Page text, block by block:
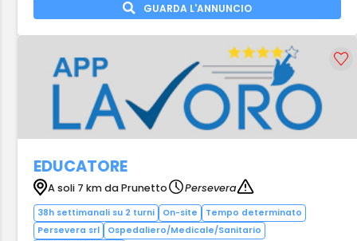
GUARDA L'ANNUNCIO
EDUCATORE
A soli 7 km da Prunetto Persevera
38h settimanali su 2 turni On-site
Tempo determinato
Persevera srl
Ospedaliero/Medicale/Sanitario